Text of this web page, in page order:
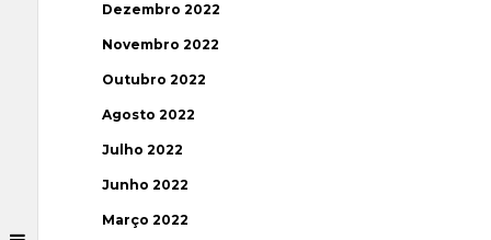
Dezembro 2022
Novembro 2022
Outubro 2022
Agosto 2022
Julho 2022
Junho 2022
Março 2022